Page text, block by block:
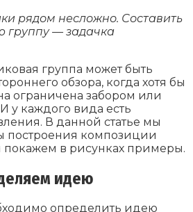
рядом несложно. Составить
группу — задачка
группа может быть
обзора, когда хотя бы
ограничена забором или
у каждого вида есть
В данной статье мы
построения композиции
покажем в рисунках примеры.
идею
определить идею